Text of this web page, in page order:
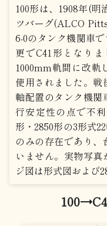
100形は、1908年(明
ツバーグ(ALCO
6-0のタンク機関車
更でC41形となり
1000mm軌間に改軌
使用されました。戦
軸配置のタンク機
行安定性の点で不
形・2850形の3形式
のみの存在であり
いません。実物写
ジ図は形式図および